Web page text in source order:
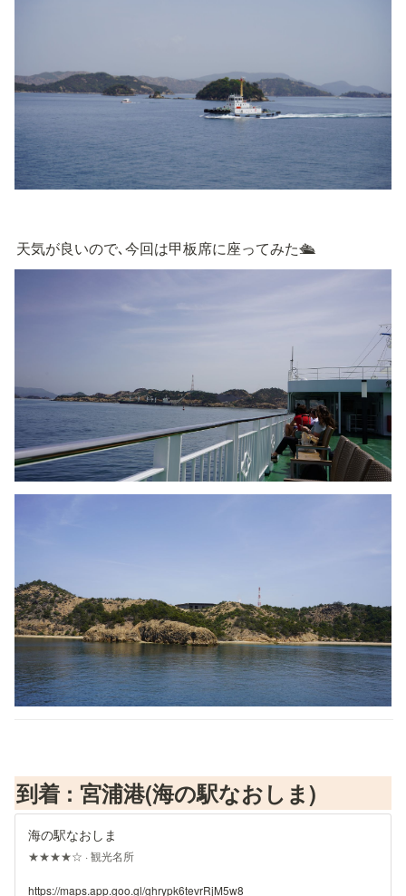
天気が良いので､今回は甲板席に座ってみた🛳
到着 : 宮浦港(海の駅なおしま)
海の駅なおしま
★★★★☆ · 観光名所
https://maps.app.goo.gl/ghrypk6tevrRjM5w8